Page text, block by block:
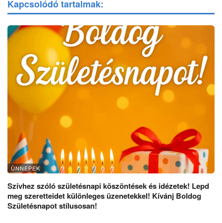
Kapcsolódó tartalmak:
ÜNNEPEK
Szívhez szóló születésnapi köszöntések és idézetek! Lepd
meg szeretteidet különleges üzenetekkel! Kívánj Boldog
Születésnapot stílusosan!